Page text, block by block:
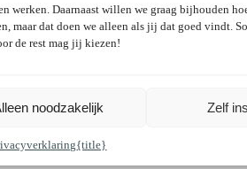
werken. Daarnaast willen we graag bijhouden
maar dat doen we alleen als jij dat goed vindt.
de rest mag jij kiezen!
noodzakelijk Zelf
{title}